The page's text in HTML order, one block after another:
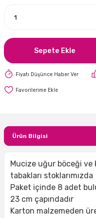
Yeni
Parti Malzemesi
Süslemeleri
Partisi
Balonlar
Çuvalları
Sepete Ekle
Fiyatı Düşünce Haber Ver
Ürün Bilgisi
Mucize uğur böceği ve
tabakları stoklarımızda
Paket içinde 8 adet
23 cm çapındadır
Karton malzemeden